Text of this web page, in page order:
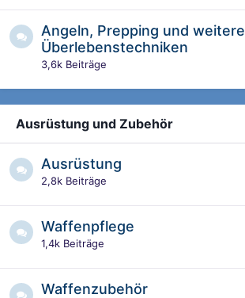
Angeln, Prepping und weitere
Überlebenstechniken
3,6k Beiträge
Ausrüstung und Zubehör
Ausrüstung
2,8k Beiträge
Waffenpflege
1,4k Beiträge
Waffenzubehör